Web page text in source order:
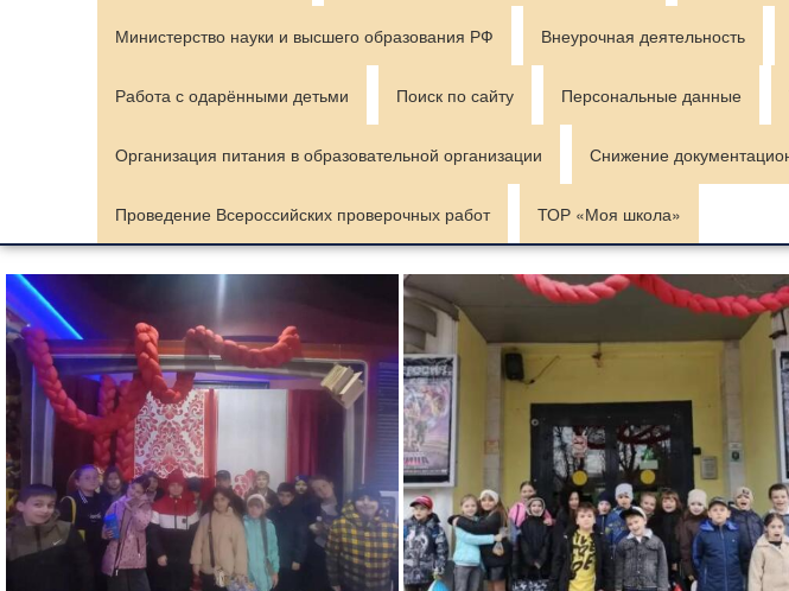
Министерство науки и высшего образования РФ Внеурочная деятельность
Работа с одарёнными детьми Поиск по сайту Персональные данные
Организация питания в образовательной организации Снижение
Проведение Всероссийских проверочных работ ТОР «Моя школа»